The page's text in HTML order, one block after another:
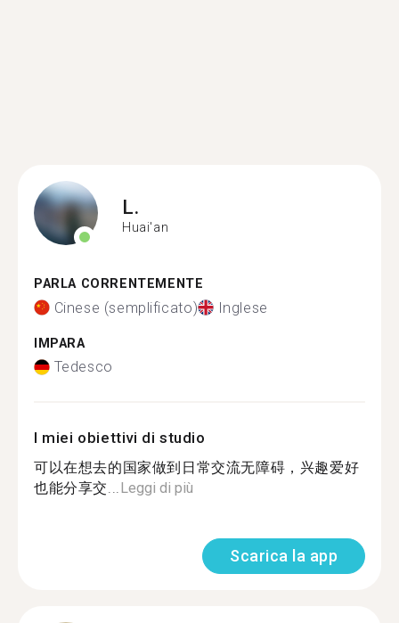
L.
Huai'an
PARLA CORRENTEMENTE
Cinese (semplificato) Inglese
IMPARA
Tedesco
I miei obiettivi di studio
可以在想去的国家做到日常交流无障碍，兴趣爱好
也能分享交...Leggi di più
Scarica la app